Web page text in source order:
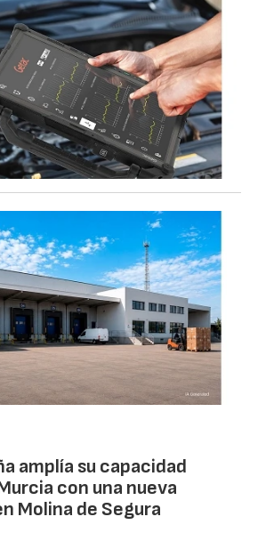
amplía su capacidad
con una nueva
Molina de Segura